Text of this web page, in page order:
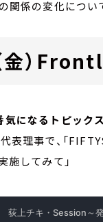
係の変化につい
金）
になるトピック
理事で、「
施してみて」